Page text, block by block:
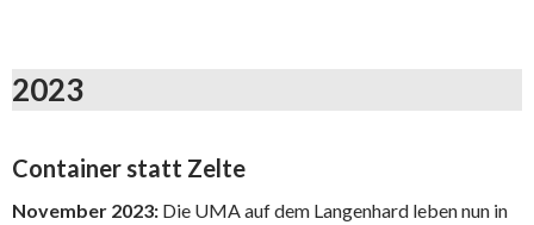
2023
Container statt Zelte
November 2023: Die UMA auf dem Langenhard leben nun in